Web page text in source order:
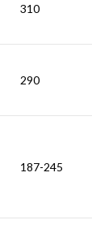
310
290
187-245